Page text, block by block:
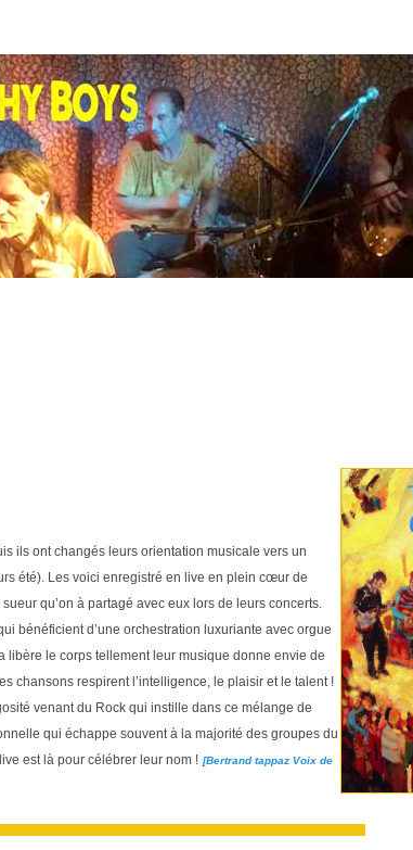
ils ont changés leurs orientation musicale vers un
été). Les voici enregistré en live en plein cœur de
qu’on à partagé avec eux lors de leurs concerts.
bénéficient d’une orchestration luxuriante avec orgue
le corps tellement leur musique donne envie de
chansons respirent l’intelligence, le plaisir et le talent !
venant du Rock qui instille dans ce mélange de
qui échappe souvent à la majorité des groupes du
est là pour célébrer leur nom ! [Bertrand tappaz Voix de